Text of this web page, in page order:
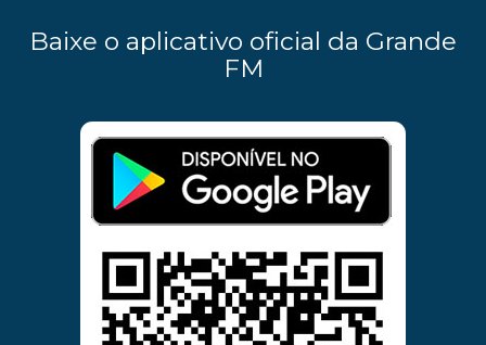
Baixe o aplicativo oficial da Grande
FM